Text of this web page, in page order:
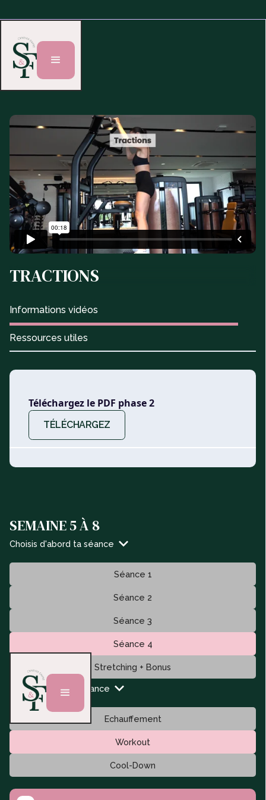
TRACTIONS
Informations vidéos
Ressources utiles
Téléchargez le PDF phase 2
TÉLÉCHARGEZ
SEMAINE 5 À 8
Choisis d'abord ta séance
Séance 1
Séance 2
Séance 3
Séance 4
Stretching + Bonus
Puis ton type de séance
Echauffement
Workout
Cool-Down